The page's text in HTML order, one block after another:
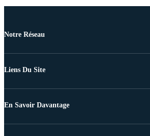
Notre Réseau
Liens Du Site
En Savoir Davantage